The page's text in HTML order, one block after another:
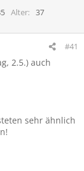
Alter
37
#41
2.5.) auch
sehr ähnlich